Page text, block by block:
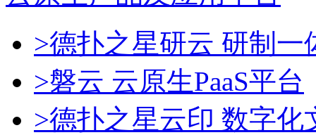
>德扑之星研云 研制
>磐云 云原生PaaS平台
>德扑之星云印 数字化